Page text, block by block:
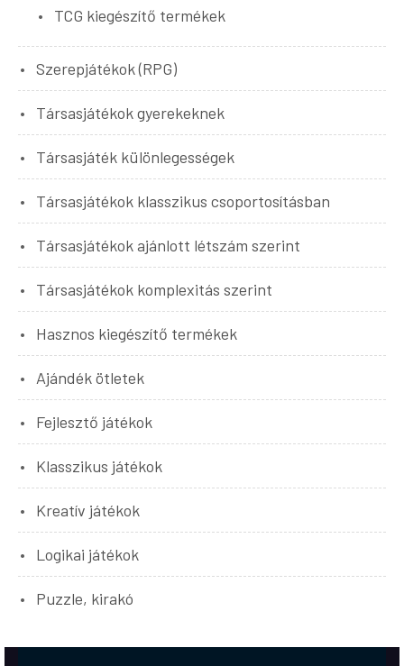
TCG kiegészítő termékek
Szerepjátékok (RPG)
Társasjátékok gyerekeknek
Társasjáték különlegességek
Társasjátékok klasszikus csoportosításban
Társasjátékok ajánlott létszám szerint
Társasjátékok komplexitás szerint
Hasznos kiegészítő termékek
Ajándék ötletek
Fejlesztő játékok
Klasszikus játékok
Kreatív játékok
Logikai játékok
Puzzle, kirakó